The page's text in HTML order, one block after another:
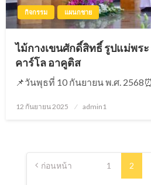
กิจกรรม แผนกชาย
ไม้กางเขนศักดิ์สิทธิ์ รูปแม่พร
คาร์โล อาคูติส
📌วันพุธที่ 10 กันยายน พ.ศ.
Posted
12 กันยายน 2025 admin1
แนะแนว
เรื่องก่อนหน้า 1 2